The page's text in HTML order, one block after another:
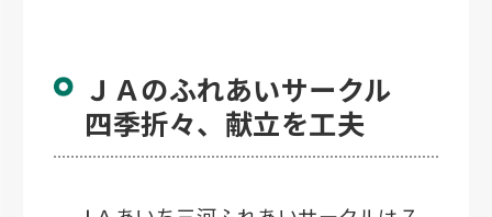
ＪＡのふれあいサークル
四季折々、献立を工夫